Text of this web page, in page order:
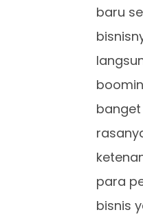
baru
para
bisnis